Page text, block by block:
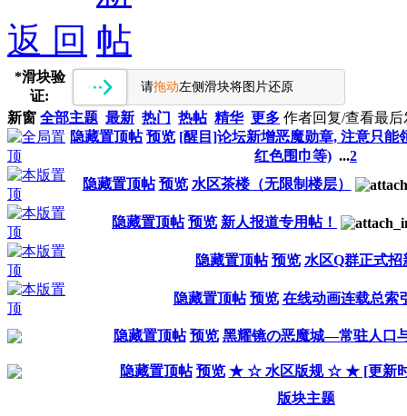
返 回
*滑块验
证:
请拖动左侧滑块将图片还原
新窗 全部主题 最新 热门 热帖 精华 更多 作者回复/查看最后
隐藏置顶帖 预览 [醒目]论坛新增恶魔勋章, 注意只能
红色围巾等) ...2
隐藏置顶帖 预览 水区茶楼（无限制楼层）
隐藏置顶帖 预览 新人报道专用帖！
隐藏置顶帖 预览 水区Q群正式招
隐藏置顶帖 预览 在线动画连载总索
隐藏置顶帖 预览 黑耀镜の恶魔城—常驻人口
隐藏置顶帖 预览 ★ ☆ 水区版规 ☆ ★ [更新时
版块主题